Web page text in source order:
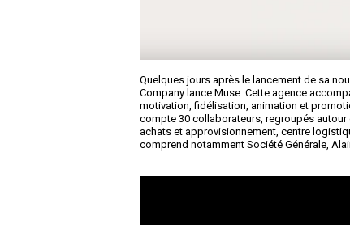
Quelques jours après le lancement de sa
Company lance Muse. Cette agence
motivation, fidélisation, animation et
compte 30 collaborateurs, regroupés
achats et approvisionnement, centre
comprend notamment Société Générale,